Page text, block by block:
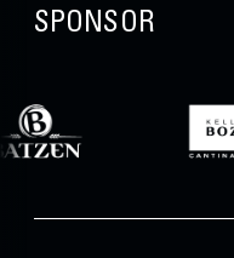
SPONSOR